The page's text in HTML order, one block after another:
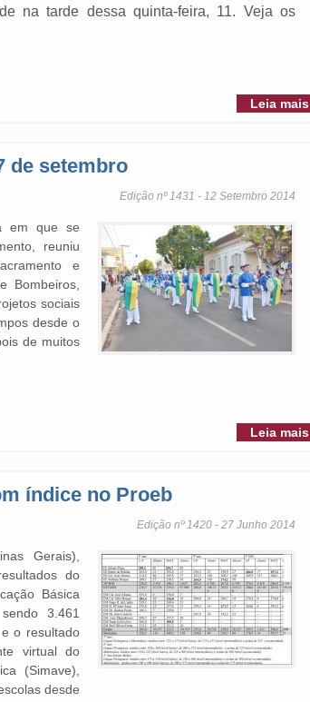
na tarde dessa quinta-feira, 11. Veja os
Leia mais
de setembro
Edição nº 1431 - 12 Setembro 2014
em que se
reuniu
e
Bombeiros,
sociais
desde o
de muitos
Leia mais
índice no Proeb
Edição nº 1420 - 27 Junho 2014
Gerais),
do
Básica
3.461
o resultado
virtual do
(Simave),
desde